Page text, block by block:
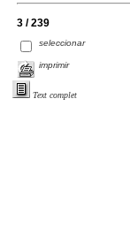
3 / 239
seleccionar
imprimir
Text complet